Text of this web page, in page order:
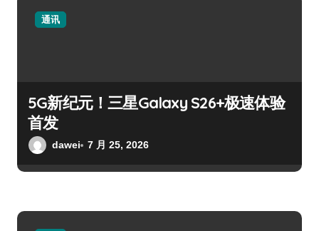
通讯
5G新纪元！三星Galaxy S26+极速体验
首发
dawei 7 月 25, 2026